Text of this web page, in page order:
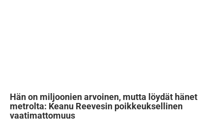
Hän on miljoonien arvoinen, mutta löydät hänet
metrolta: Keanu Reevesin poikkeuksellinen
vaatimattomuus